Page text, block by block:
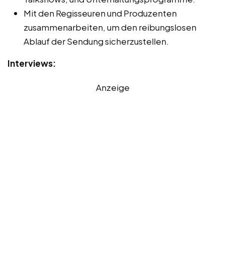
Mit den Regisseuren und Produzenten
zusammenarbeiten, um den reibungslosen
Ablauf der Sendung sicherzustellen.
Interviews:
Anzeige